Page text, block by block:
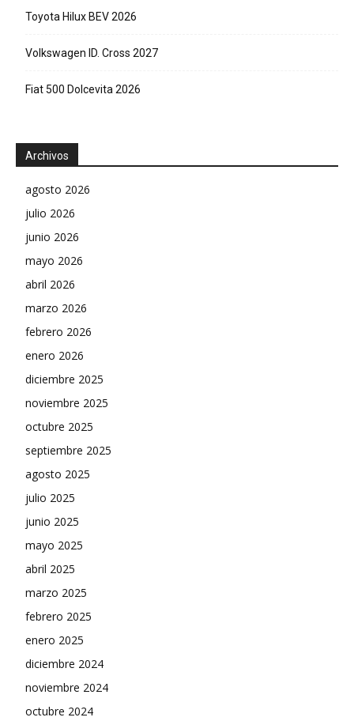
Toyota Hilux BEV 2026
Volkswagen ID. Cross 2027
Fiat 500 Dolcevita 2026
Archivos
agosto 2026
julio 2026
junio 2026
mayo 2026
abril 2026
marzo 2026
febrero 2026
enero 2026
diciembre 2025
noviembre 2025
octubre 2025
septiembre 2025
agosto 2025
julio 2025
junio 2025
mayo 2025
abril 2025
marzo 2025
febrero 2025
enero 2025
diciembre 2024
noviembre 2024
octubre 2024